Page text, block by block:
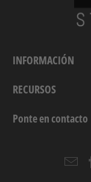
INFORMACIÓN
RECURSOS
Ponte en contacto